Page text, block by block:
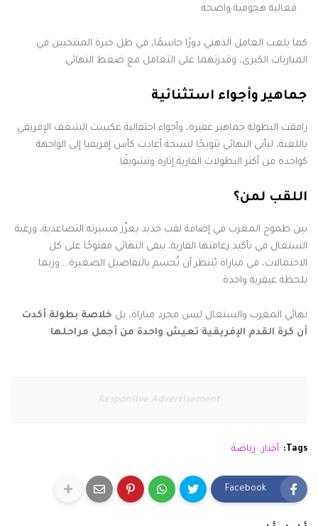
فعالية هجومية واضحة.
كما يلعب العامل الذهني دورًا حاسمًا، في ظل خبرة المنتخبين في
المباريات الكبرى، وقدرتهما على التعامل مع ضغط النهائي.
جماهير وأجواء استثنائية
رافقت البطولة جماهير غفيرة، وأجواء احتفالية عكست الشغف الإفريقي
باللعبة، ليأتي النهائي تتويجًا لنسخة أعادت كأس إفريقيا إلى الواجهة
كواحدة من أكثر البطولات القارية إثارة وتشويقًا.
اللقب لمن؟
بين طموح المغرب في إضافة لقب جديد يعزّز مسيرته التصاعدية، ورغبة
السنغال في تأكيد زعامتها القارية، يبقى النهائي مفتوحًا على كل
الاحتمالات، في مباراة يُنتظر أن تُحسم بالتفاصيل الصغيرة… وربما
بلحظة عبقرية واحدة.
نهائي المغرب والسنغال ليس مجرد مباراة، بل خلاصة بطولة أكدت
أن كرة القدم الإفريقية تعيش واحدة من أجمل مراحلها.
Responsive Advertisement
Tags: أخبار رياضة
Facebook